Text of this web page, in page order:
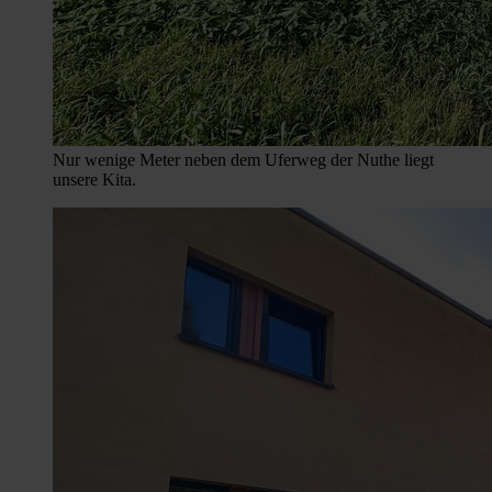
Nur wenige Meter neben dem Uferweg der Nuthe liegt
unsere Kita.